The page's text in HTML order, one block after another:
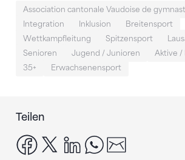
Association cantonale Vaudoise de
Integration
Inklusion
Breitensport
Wettkampfleitung
Spitzensport
Senioren
Jugend / Junioren Aktive /
35+
Erwachsenensport
Teilen
facebook
x linkedinwhatsapp